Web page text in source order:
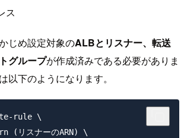
ス
じめ設定対象のALBとリスナー、転送
グループが作成済みである必要がありま
以下のようになります。
rule \
(リスナーのARN) \